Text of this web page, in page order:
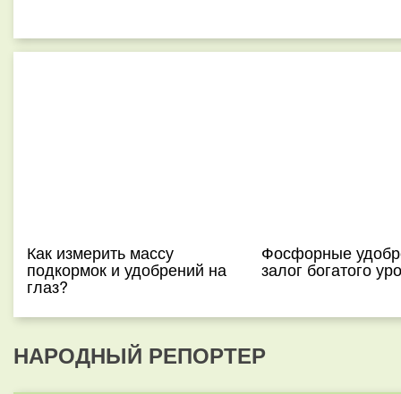
Как измерить массу
подкормок и удобрений на
глаз?
Фосфорные
залог богатого
НАРОДНЫЙ РЕПОРТЕР